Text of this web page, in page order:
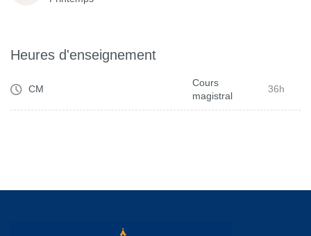
Heures d'enseignement
CM
Cours
magistral
36h